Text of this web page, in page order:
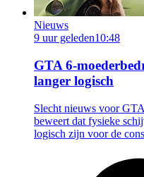
Nieuws
9 uur geleden10:48
GTA 6-
langer logisch
Slecht nieuws voor
beweert dat fysieke
logisch zijn voor de